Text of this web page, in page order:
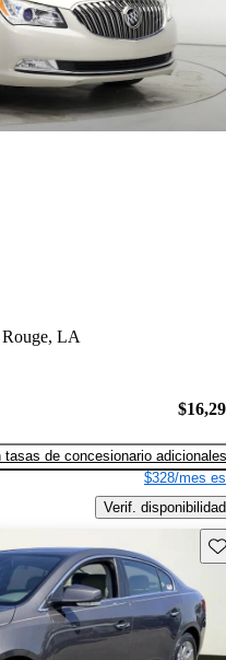
Rouge, LA
tasas de concesionario adicionales
$328/mes
Verif. disponibilidad